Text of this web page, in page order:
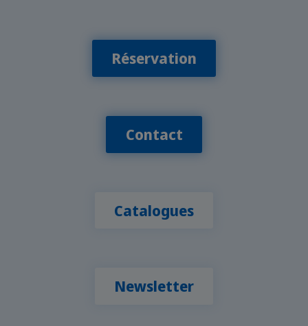
Réservation
Contact
Catalogues
Newsletter